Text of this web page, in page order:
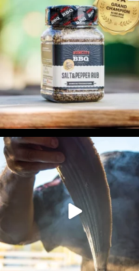
1 0
Ryba na grilu je opravdu rychlá, a stejně tak